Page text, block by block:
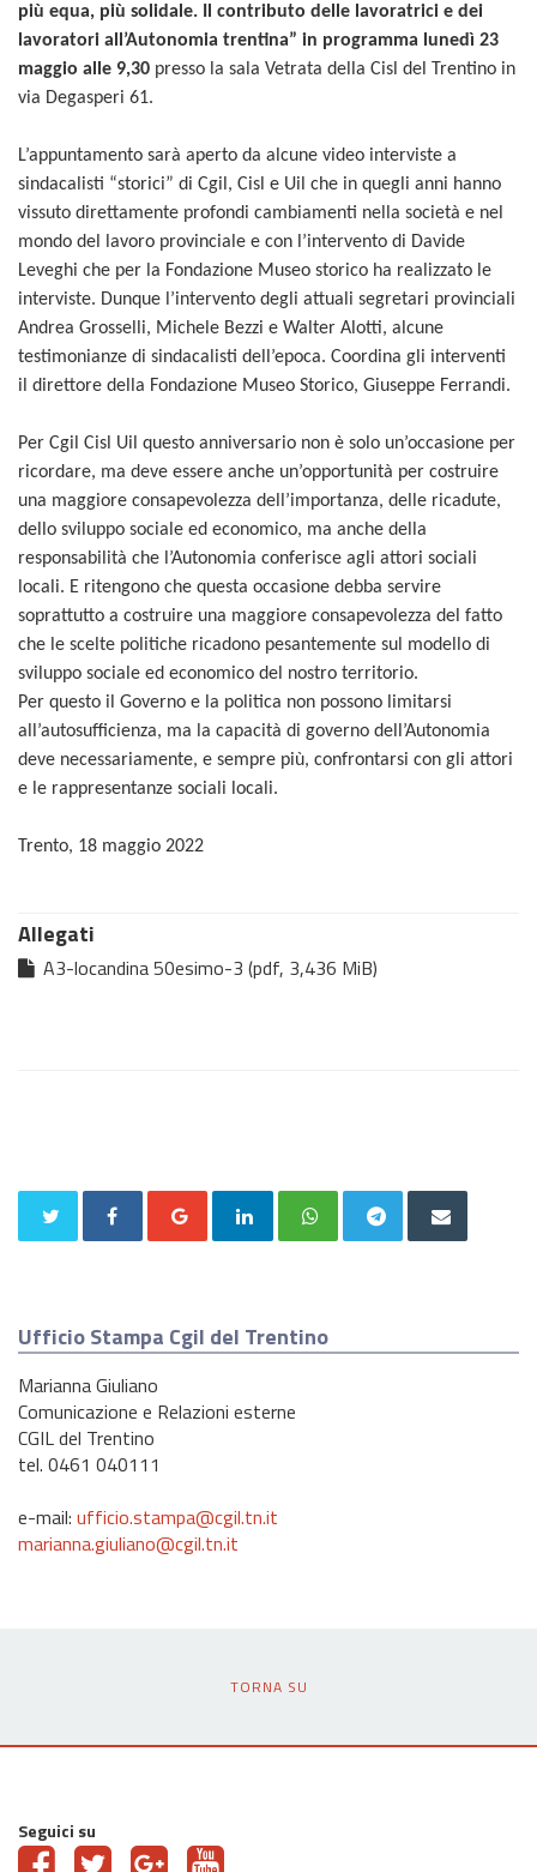
più equa, più solidale. Il contributo delle lavoratrici e dei
lavoratori all’Autonomia trentina” in programma lunedì 23
maggio alle 9,30 presso la sala Vetrata della Cisl del Trentino in
via Degasperi 61.
L’appuntamento sarà aperto da alcune video interviste a
sindacalisti “storici” di Cgil, Cisl e Uil che in quegli anni hanno
vissuto direttamente profondi cambiamenti nella società e nel
mondo del lavoro provinciale e con l’intervento di Davide
Leveghi che per la Fondazione Museo storico ha realizzato le
interviste. Dunque l’intervento degli attuali segretari provinciali
Andrea Grosselli, Michele Bezzi e Walter Alotti, alcune
testimonianze di sindacalisti dell’epoca. Coordina gli interventi
il direttore della Fondazione Museo Storico, Giuseppe Ferrandi.
Per Cgil Cisl Uil questo anniversario non è solo un’occasione per
ricordare, ma deve essere anche un’opportunità per costruire
una maggiore consapevolezza dell’importanza, delle ricadute,
dello sviluppo sociale ed economico, ma anche della
responsabilità che l’Autonomia conferisce agli attori sociali
locali. E ritengono che questa occasione debba servire
soprattutto a costruire una maggiore consapevolezza del fatto
che le scelte politiche ricadono pesantemente sul modello di
sviluppo sociale ed economico del nostro territorio.
Per questo il Governo e la politica non possono limitarsi
all’autosufficienza, ma la capacità di governo dell’Autonomia
deve necessariamente, e sempre più, confrontarsi con gli attori
e le rappresentanze sociali locali.
Trento, 18 maggio 2022
Allegati
A3-locandina 50esimo-3 (pdf, 3,436 MiB)
Ufficio Stampa Cgil del Trentino
Marianna Giuliano
Comunicazione e Relazioni esterne
CGIL del Trentino
tel. 0461 040111
e-mail: ufficio.stampa@cgil.tn.it
marianna.giuliano@cgil.tn.it
TORNA SU
Seguici su